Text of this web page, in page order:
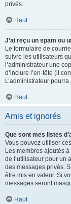
privés.
Haut
J’ai reçu un spam ou
Le formulaire de
suivre les utilisateurs
l’administrateur une
d’inclure l’en-tête (il
L’administrateur
Haut
Amis et ignorés
Que sont mes listes
Vous pouvez utiliser
Les membres ajoutés
de l’utilisateur pour un
des messages privés.
être mis en valeur. Si
messages seront
Haut